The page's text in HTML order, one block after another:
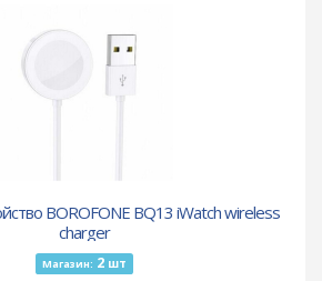
BOROFONE BQ13 iWatch wireless
charger
Магазин: 2 шт